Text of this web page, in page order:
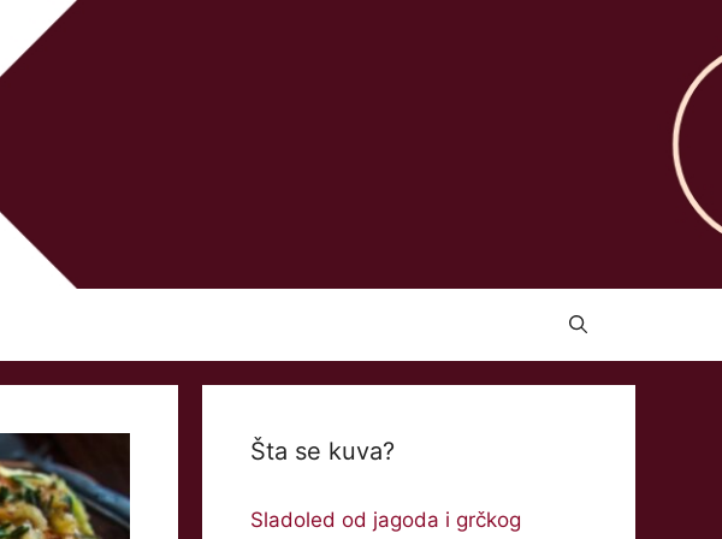
Šta se kuva?
Sladoled od jagoda i grčkog